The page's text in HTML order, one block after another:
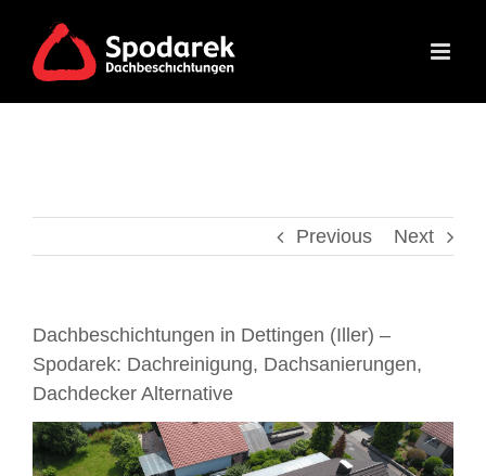
content
Previous Next
Dachbeschichtungen in Dettingen (Iller) –
Spodarek: Dachreinigung, Dachsanierungen,
Dachdecker Alternative